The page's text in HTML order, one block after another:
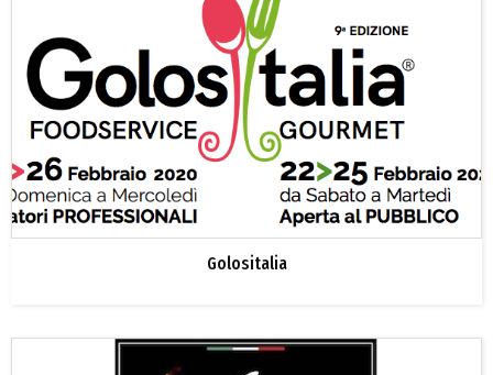
Golositalia